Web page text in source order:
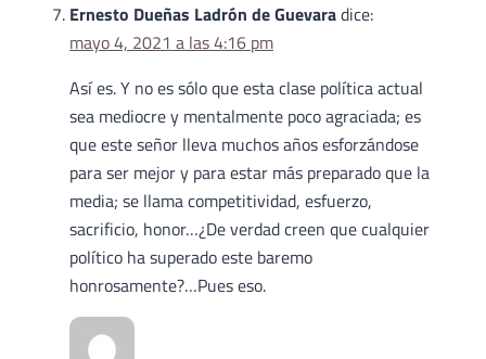
Ernesto Dueñas Ladrón de Guevaradice:
mayo 4, 2021 a las 4:16 pm
Así es. Y no es sólo que esta clase política actual
sea mediocre y mentalmente poco agraciada; es
que este señor lleva muchos años esforzándose
para ser mejor y para estar más preparado que la
media; se llama competitividad, esfuerzo,
sacrificio, honor…¿De verdad creen que cualquier
político ha superado este baremo
honrosamente?…Pues eso.